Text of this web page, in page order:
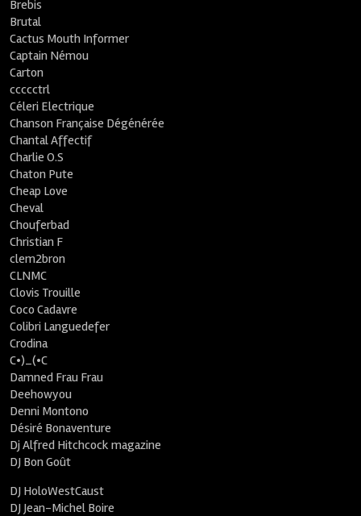
Brebis
Brutal
Cactus Mouth Informer
Captain Némou
Carton
ccccctrl
Céleri Electrique
Chanson Française Dégénérée
Chantal Affectif
Charlie O.S
Chaton Pute
Cheap Love
Cheval
Chouferbad
Christian F
clem2bron
CLNMC
Clovis Trouille
Coco Cadavre
Colibri Languedefer
Crodina
C•)_(•C
Damned Frau Frau
Deehowyou
Denni Montono
Désiré Bonaventure
Dj Alfred Hitchcock magazine
DJ Bon Goût
DJ HoloWestCaust
DJ Jean-Michel Boire